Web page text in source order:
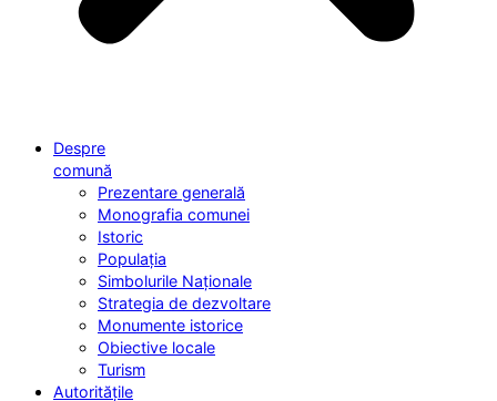
Despre
comună
Prezentare generală
Monografia comunei
Istoric
Populația
Simbolurile Naționale
Strategia de dezvoltare
Monumente istorice
Obiective locale
Turism
Autoritățile